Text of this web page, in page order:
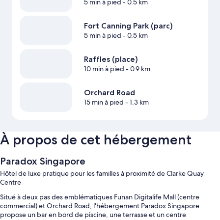
5 min à pied - 0.5 km
Fort Canning Park (parc)
5 min à pied - 0.5 km
Raffles (place)
10 min à pied - 0.9 km
Orchard Road
15 min à pied - 1.3 km
À propos de cet hébergement
Paradox Singapore
Hôtel de luxe pratique pour les familles à proximité de Clarke Quay
Centre
Situé à deux pas des emblématiques Funan Digitalife Mall (centre
commercial) et Orchard Road, l'hébergement Paradox Singapore
propose un bar en bord de piscine, une terrasse et un centre